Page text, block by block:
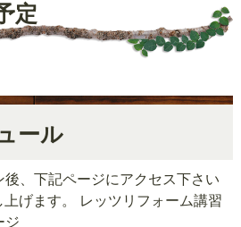
定
ール
、下記ページにアクセス下さい
げます。
レッツリフォーム講習
ジ